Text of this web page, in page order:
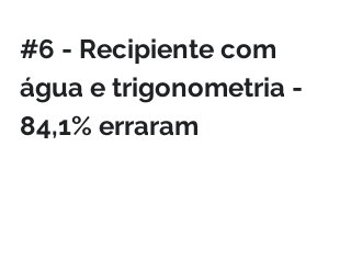
#6 - Recipiente com
água e trigonometria -
84,1% erraram